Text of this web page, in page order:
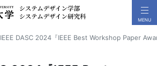
IEEE DASC 2024『IEEE Best Workshop Paper